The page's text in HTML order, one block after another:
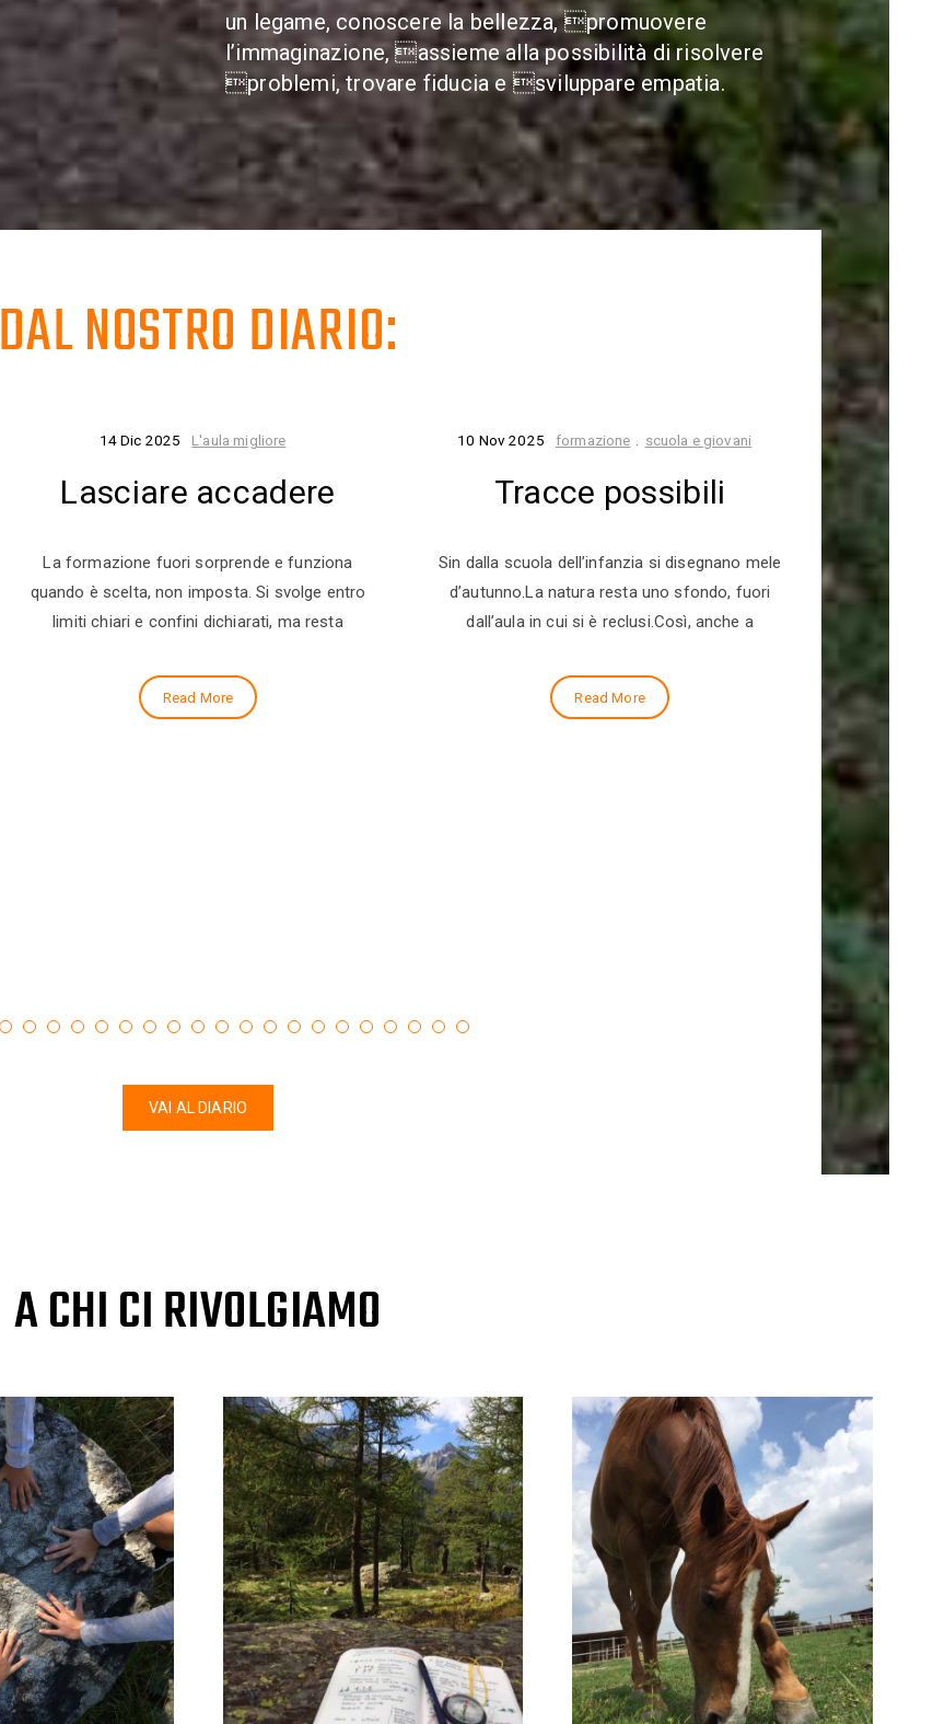
un legame, conoscere la bellezza, promuovere
l’immaginazione, assieme alla possibilità di risolvere
problemi, trovare fiducia e sviluppare empatia.
DAL NOSTRO DIARIO:
14 Dic 2025 L'aula migliore
Lasciare accadere
La formazione fuori sorprende e funziona
quando è scelta, non imposta. Si svolge entro
limiti chiari e confini dichiarati, ma resta
Read More
10 Nov 2025 formazione . scuola e giovani
Tracce possibili
Sin dalla scuola dell’infanzia si disegnano mele
d’autunno.La natura resta uno sfondo, fuori
dall’aula in cui si è reclusi.Così, anche a
Read More
un piccolo
VAI AL DIARIO
A CHI CI RIVOLGIAMO